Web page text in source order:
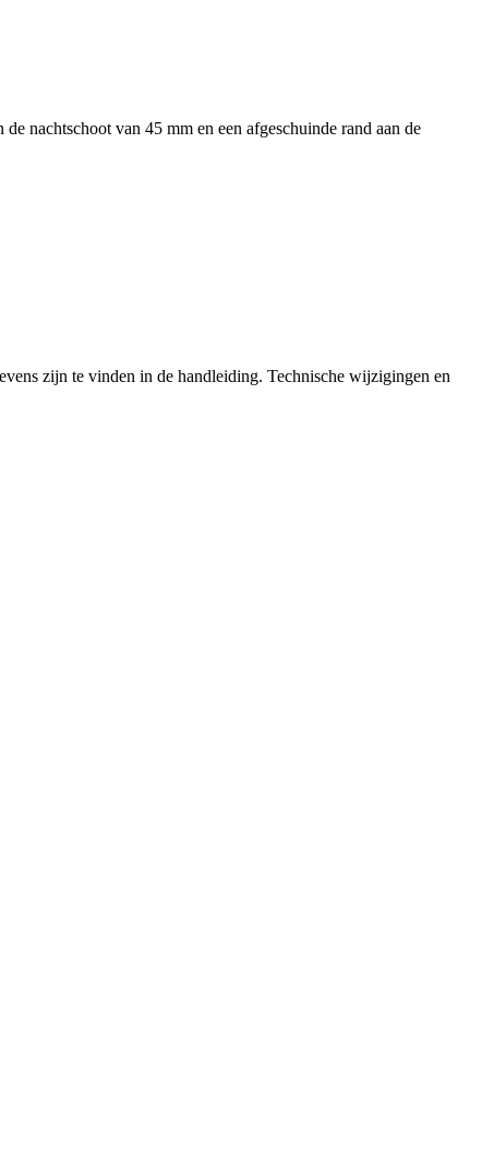
nachtschoot van 45 mm en een afgeschuinde rand aan de
zijn te vinden in de handleiding. Technische wijzigingen en